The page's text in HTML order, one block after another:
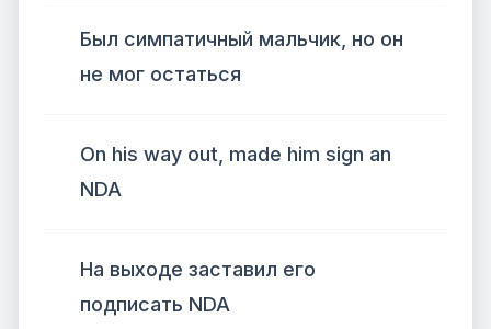
Был симпатичный мальчик, но он
не мог остаться
On his way out, made him sign an
NDA
На выходе заставил его
подписать NDA